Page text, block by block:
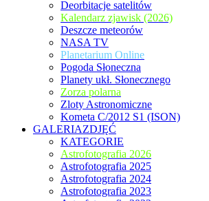
Deorbitacje satelitów
Kalendarz zjawisk (2026)
Deszcze meteorów
NASA TV
Planetarium Online
Pogoda Słoneczna
Planety ukł. Słonecznego
Zorza polarna
Zloty Astronomiczne
Kometa C/2012 S1 (ISON)
GALERIAZDJĘĆ
KATEGORIE
Astrofotografia 2026
Astrofotografia 2025
Astrofotografia 2024
Astrofotografia 2023